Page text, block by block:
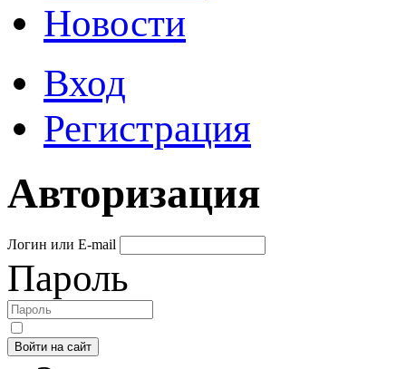
Новости
Вход
Регистрация
Авторизация
Логин или E-mail
Пароль
Войти на сайт